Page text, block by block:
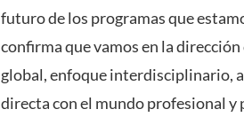
futuro de los programas que
confirma que vamos en la
global, enfoque interdisciplinario,
directa con el mundo profesional y